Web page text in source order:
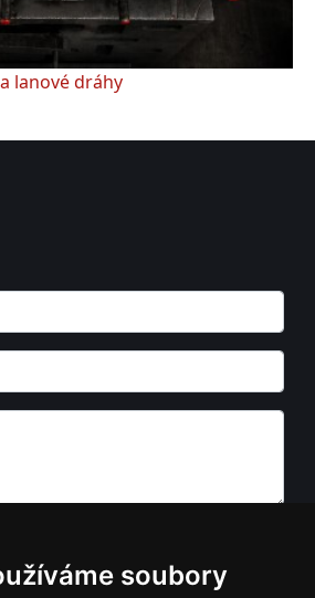
soubory
lanové dráhy